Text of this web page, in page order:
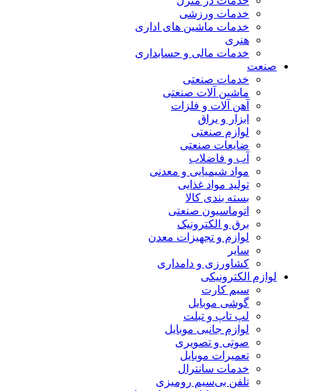
خدمات ورزشی
خدمات ماشین های اداری
هنری
خدمات مالی و حسابداری
صنعت
خدمات صنعتی
ماشین آلات صنعتی
آهن آلات و فلزات
ابزار و یراق
لوازم صنعتی
ضایعات صنعتی
آب و فاضلاب
مواد شیمیایی و معدنی
تولید مواد غذایی
بسته بندی کالا
اتوماسیون صنعتی
برق و الکترونیک
لوازم و تجهیزات معدن
سایر
کشاورزی و دامداری
لوازم الکترونیکی
سیم کارت
گوشی موبایل
لپ تاپ و تبلت
لوازم جانبی موبایل
صوتی و تصویری
تعمیرات موبایل
خدمات سانترال
تلفن بی‌سیم رومیزی